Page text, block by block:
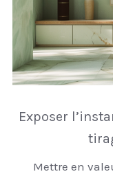
Exposer
Mettre en